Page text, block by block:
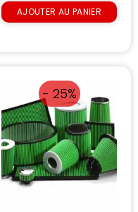
AJOUTER AU PANIER
- 25%